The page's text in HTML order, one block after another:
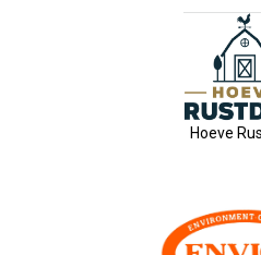
18-09-2026
20-11-2026
15-04-
Hoeve